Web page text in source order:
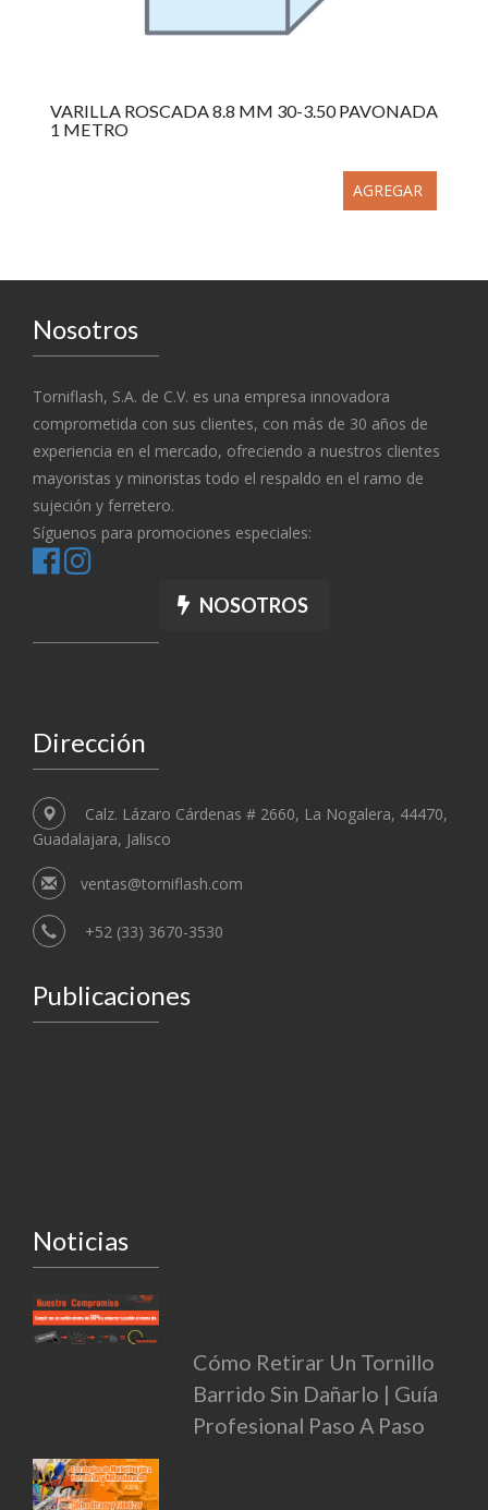
VARILLA ROSCADA 8.8 MM 30-3.50 PAVONADA
1 METRO
AGREGAR
Nosotros
Torniflash, S.A. de C.V. es una empresa innovadora
comprometida con sus clientes, con más de 30 años de
experiencia en el mercado, ofreciendo a nuestros clientes
mayoristas y minoristas todo el respaldo en el ramo de
sujeción y ferretero.
Síguenos para promociones especiales:
NOSOTROS
Dirección
Calz. Lázaro Cárdenas # 2660, La Nogalera, 44470,
Guadalajara, Jalisco
ventas@torniflash.com
+52 (33) 3670-3530
Publicaciones
Noticias
Cómo Retirar Un Tornillo
Barrido Sin Dañarlo | Guía
Profesional Paso A Paso